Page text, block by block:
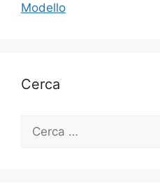
Modello
Cerca
Ricerca